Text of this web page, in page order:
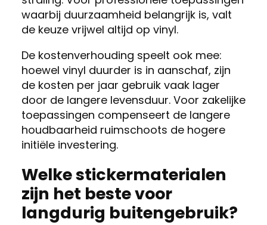
waarbij duurzaamheid belangrijk is, valt
de keuze vrijwel altijd op vinyl.
De kostenverhouding speelt ook mee:
hoewel vinyl duurder is in aanschaf, zijn
de kosten per jaar gebruik vaak lager
door de langere levensduur. Voor zakelijke
toepassingen compenseert de langere
houdbaarheid ruimschoots de hogere
initiële investering.
Welke stickermaterialen
zijn het beste voor
langdurig buitengebruik?